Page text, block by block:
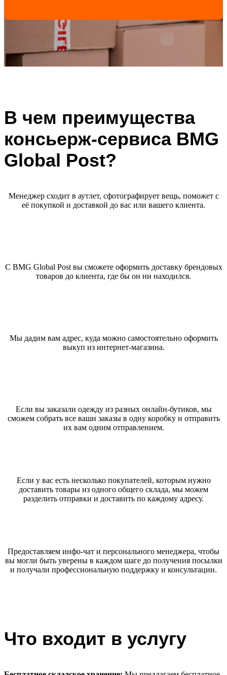
В чем преимущества
консьерж-сервиса BMG
Global Post?
Менеджер сходит в аутлет, сфотографирует вещь, поможет с
её покупкой и доставкой до вас или вашего клиента.
С BMG Global Post вы сможете оформить доставку брендовых
товаров до клиента, где бы он ни находился.
Мы дадим вам адрес, куда можно самостоятельно оформить
выкуп из интернет-магазина.
Если вы заказали одежду из разных онлайн-бутиков, мы
сможем собрать все ваши заказы в одну коробку и отправить
их вам одним отправлением.
Если у вас есть несколько покупателей, которым нужно
доставить товары из одного общего склада, мы можем
разделить отправки и доставить по каждому адресу.
Предоставляем инфо-чат и персонального менеджера, чтобы
вы могли быть уверены в каждом шаге до получения посылки
и получали профессиональную поддержку и консультации.
Что входит в услугу